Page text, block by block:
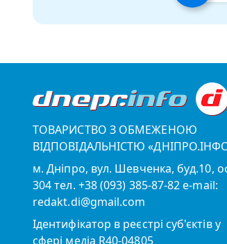
ТОВАРИСТВО З ОБМЕЖЕНОЮ
ВІДПОВІДАЛЬНІСТЮ
м. Дніпро, вул. Шевченка, буд.10,
304 тел. +38 (093) 385-87-82 e-mail:
redakt.di@gmail.com
Ідентифікатор в реєстрі суб'єктів у
сфері медіа R40-04805